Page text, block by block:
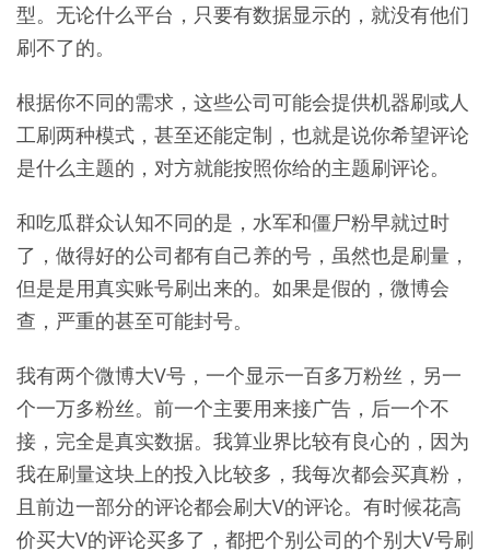
型。无论什么平台，只要有数据显示的，就没有他们
刷不了的。
根据你不同的需求，这些公司可能会提供机器刷或人
工刷两种模式，甚至还能定制，也就是说你希望评论
是什么主题的，对方就能按照你给的主题刷评论。
和吃瓜群众认知不同的是，水军和僵尸粉早就过时
了，做得好的公司都有自己养的号，虽然也是刷量，
但是是用真实账号刷出来的。如果是假的，微博会
查，严重的甚至可能封号。
我有两个微博大V号，一个显示一百多万粉丝，另一
个一万多粉丝。前一个主要用来接广告，后一个不
接，完全是真实数据。我算业界比较有良心的，因为
我在刷量这块上的投入比较多，我每次都会买真粉，
且前边一部分的评论都会刷大V的评论。有时候花高
价买大V的评论买多了，都把个别公司的个别大V号刷